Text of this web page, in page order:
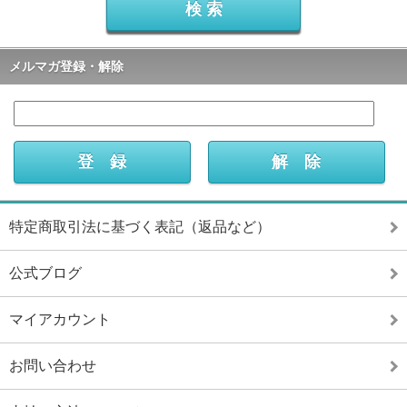
メルマガ登録・解除
特定商取引法に基づく表記（返品など）
公式ブログ
マイアカウント
お問い合わせ